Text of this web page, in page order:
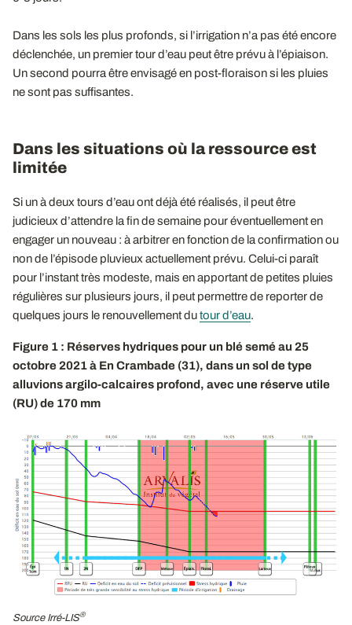
Dans les sols les plus profonds, si l’irrigation n’a pas été encore
déclenchée, un premier tour d’eau peut être prévu à l’épiaison.
Un second pourra être envisagé en post-floraison si les pluies
ne sont pas suffisantes.
Dans les situations où la ressource est
limitée
Si un à deux tours d’eau ont déjà été réalisés, il peut être
judicieux d’attendre la fin de semaine pour éventuellement en
engager un nouveau : à arbitrer en fonction de la confirmation ou
non de l’épisode pluvieux actuellement prévu. Celui-ci paraît
pour l’instant très modeste, mais en apportant de petites pluies
régulières sur plusieurs jours, il peut permettre de reporter de
quelques jours le renouvellement dutour d’eau.
Figure 1 : Réserves hydriques pour un blé semé au 25
octobre 2021 à En Crambade (31), dans un sol de type
alluvions argilo-calcaires profond, avec une réserve utile
(RU) de 170 mm
Source Irré-LIS®